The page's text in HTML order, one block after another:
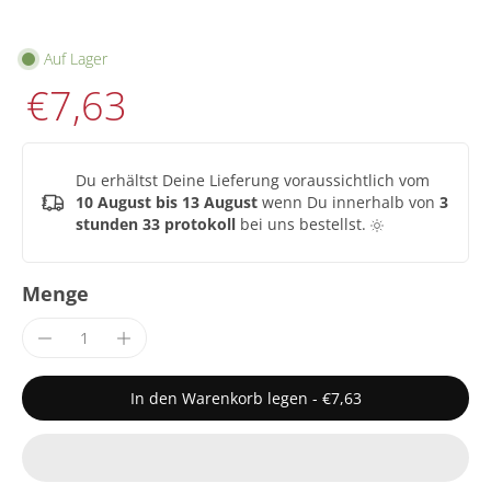
Auf Lager
€7,63
Du erhältst Deine Lieferung voraussichtlich vom
10 August bis 13 August wenn Du innerhalb von 3
stunden 33 protokoll bei uns bestellst.
Menge
In den Warenkorb legen - €7,63